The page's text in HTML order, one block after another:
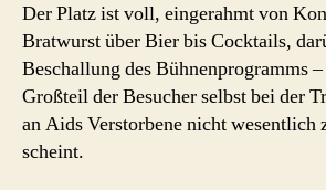
Der Platz ist voll, eingerahmt von
Bratwurst über Bier bis Cocktails,
Beschallung des Bühnenprogramms
Großteil der Besucher selbst bei der
an Aids Verstorbene nicht wesentlich
scheint.